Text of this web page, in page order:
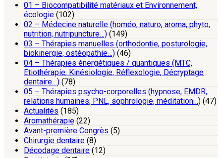
01 – Biocompatibilité matériaux et Environnement,
écologie (102)
02 – Médecine naturelle (homéo, naturo, aroma, phyto,
nutrition, nutripuncture…) (149)
03 – Thérapies manuelles (orthodontie, posturologie,
biokinergie, ostéopathie…) (46)
04 – Thérapies énergétiques / quantiques (MTC,
Etiothérapie, Kinésiologie, Réflexologie, Décryptage
dentaire…) (78)
05 – Thérapies psycho-corporelles (hypnose, EMDR,
relations humaines, PNL, sophrologie, méditation…) (47)
Actualités (185)
Aromathérapie (22)
Avant-première Congrès (5)
Chirurgie dentaire (8)
Décodage dentaire (12)